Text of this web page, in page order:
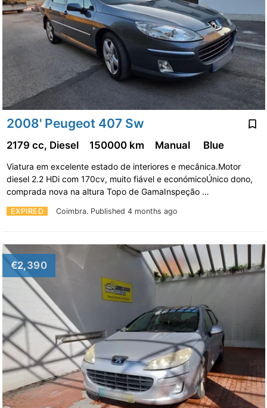
2008' Peugeot 407 Sw
EXPIRED Coimbra. Published 4 months ago
2179 cc, Diesel 150000 km Manual Blue
Viatura em excelente estado de interiores e mecânica.Motor
diesel 2.2 HDi com 170cv, muito fiável e económicoÚnico dono,
comprada nova na altura Topo de GamaInspeção …
€2,390